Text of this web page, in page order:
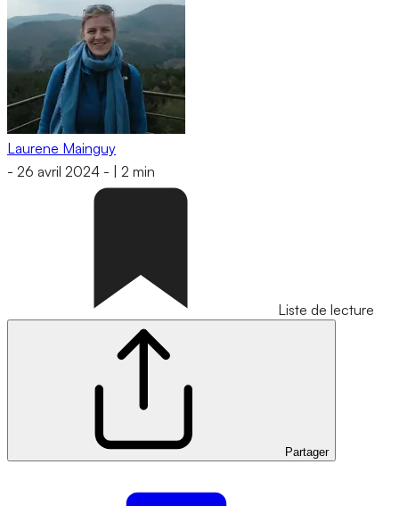
Laurene Mainguy
- 26 avril 2024 - 2 min
Liste de lecture
Partager